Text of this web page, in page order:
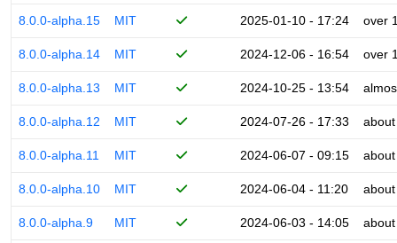
8.0.0-alpha.15 MIT 2025-01-10 - 17:24 over
8.0.0-alpha.14 MIT 2024-12-06 - 16:54 over
8.0.0-alpha.13 MIT 2024-10-25 - 13:54
8.0.0-alpha.12 MIT 2024-07-26 - 17:33
8.0.0-alpha.11 MIT 2024-06-07 - 09:15
8.0.0-alpha.10 MIT 2024-06-04 - 11:20
8.0.0-alpha.9 MIT 2024-06-03 - 14:05